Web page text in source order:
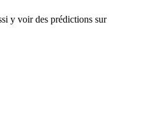
y voir des prédictions sur